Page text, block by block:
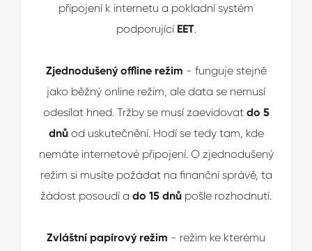
připojení k internetu a pokladní systém
podporující EET.
Zjednodušený offline režim - funguje stejně
jako běžný online režim, ale data se nemusí
odesílat hned. Tržby se musí zaevidovat do 5
dnůod uskutečnění. Hodí se tedy tam, kde
nemáte internetové připojení. O zjednodušený
režim si musíte požádat na finanční správě, ta
žádost posoudí a do 15 dnů pošle rozhodnutí.
Zvláštní papírový režim - režim ke kterému